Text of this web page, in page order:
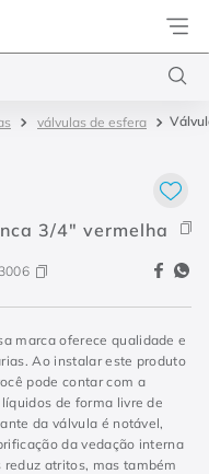
Docol
válvulas de esfera
3/4" vermelha
marca oferece qualidade e
Ao instalar este produto
pode contar com a
de forma livre de
da válvula é notável,
da vedação interna
atritos, mas também